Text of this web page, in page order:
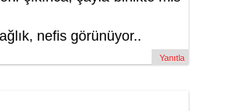
nefis görünüyor..
Yanıtla